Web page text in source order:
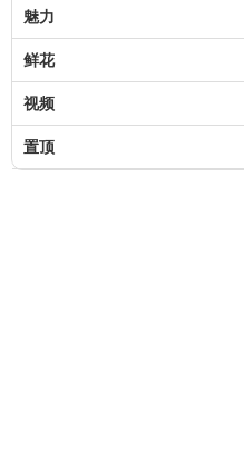
魅力
鲜花
视频
置顶